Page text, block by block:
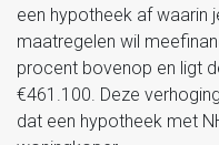
een hypotheek af waarin
maatregelen wil
procent bovenop en ligt
€461.100. Deze
dat een hypotheek met